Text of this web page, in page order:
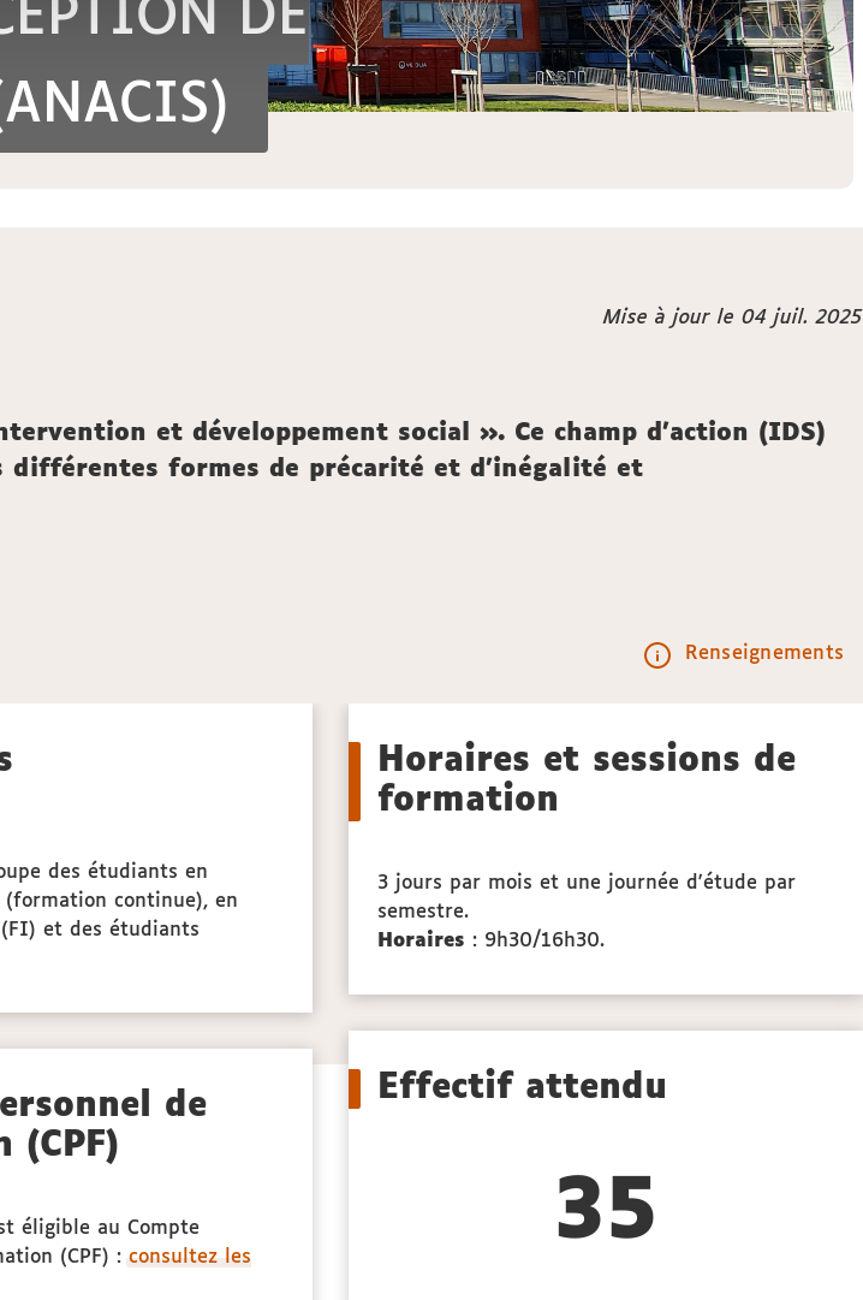
DE
Mise à jour le 04 juil. 2025
et développement social ». Ce champ d'action (IDS)
formes de précarité et d'inégalité et
to
Renseignements
des étudiants en
continue), en
et des étudiants
de
(CPF)
éligible au Compte
(CPF) : consultez les
Horaires et sessions de
formation
3 jours par mois et une journée d'étude par
semestre.
Horaires : 9h30/16h30.
Effectif attendu
35